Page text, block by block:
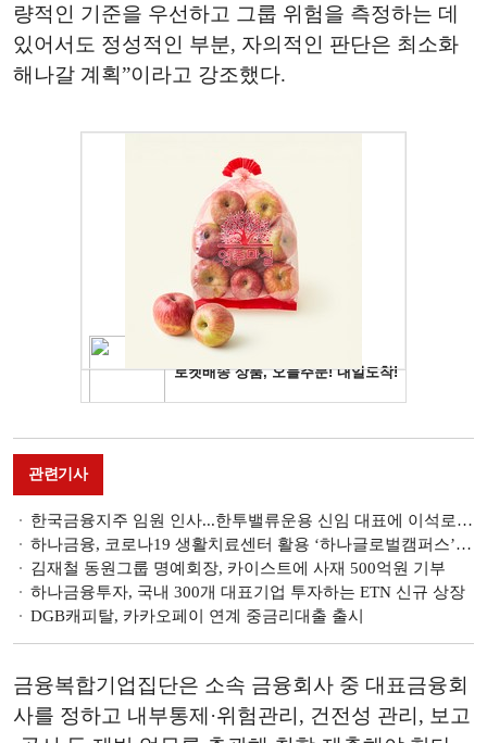
량적인 기준을 우선하고 그룹 위험을 측정하는 데
있어서도 정성적인 부분, 자의적인 판단은 최소화
해나갈 계획”이라고 강조했다.
관련기사
한국금융지주 임원 인사...한투밸류운용 신임 대표에 이석로 부사장
하나금융, 코로나19 생활치료센터 활용 ‘하나글로벌캠퍼스’ 제공
김재철 동원그룹 명예회장, 카이스트에 사재 500억원 기부
하나금융투자, 국내 300개 대표기업 투자하는 ETN 신규 상장
DGB캐피탈, 카카오페이 연계 중금리대출 출시
금융복합기업집단은 소속 금융회사 중 대표금융회
사를 정하고 내부통제·위험관리, 건전성 관리, 보고